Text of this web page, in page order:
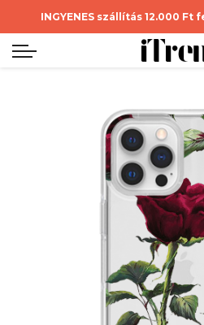
INGYENES szállítás 12.000